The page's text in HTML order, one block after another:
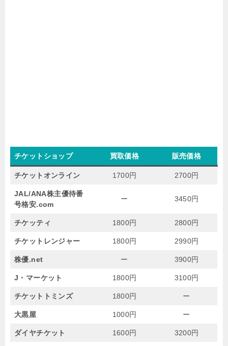
チケットショップ 買取価格 販売価格
チケットオンライン 1700円 2700円
JAL/ANA株主優待番
号格安.com
ー 3450円
チケッティ 1800円 2800円
チケットレンジャー 1800円 2990円
株優.net ー 3900円
J・マーケット 1800円 3100円
チケットトミンズ 1800円 ー
大黒屋 1000円 ー
ダイヤチケット 1600円 3200円